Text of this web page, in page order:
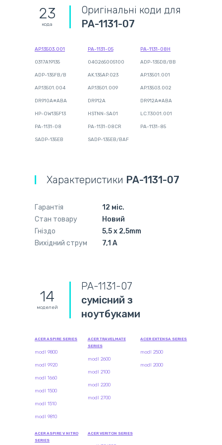
23
кода
Оригінальні коди для
PA-1131-07
AP.13503.001 PA-1131-05 PA-1131-08H
0317A19135 04G265005100 ADP-135DB/BB
ADP-135FB/B AK.135AP.023 AP.13501.001
AP.13501.004 AP.13501.009 AP.13503.002
DR910A#ABA DR912A DR912A#ABA
HP-OW135F13 HSTNN-SA01 LC.T3001.001
PA-1131-08 PA-1131-08CR PA-1131-85
SADP-135EB SADP-135EB/BAF
Характеристики PA-1131-07
Гарантія
12 міс.
Стан товару
Новий
Гніздо
5,5 x 2,5mm
Вихідний струм
7,1 А
14
моделей
PA-1131-07
сумісний з
ноутбуками
ACER ASPIRE SERIES
modl 9800
modl 9920
modl 1660
modl 1500
modl 1510
modl 9810
ACER TRAVELMATE
SERIES
modl 2600
modl 2100
modl 2200
modl 2700
ACER EXTENSA SERIES
modl 2500
modl 2000
ACER ASPIRE V NITRO
SERIES
ACER VERITON SERIES